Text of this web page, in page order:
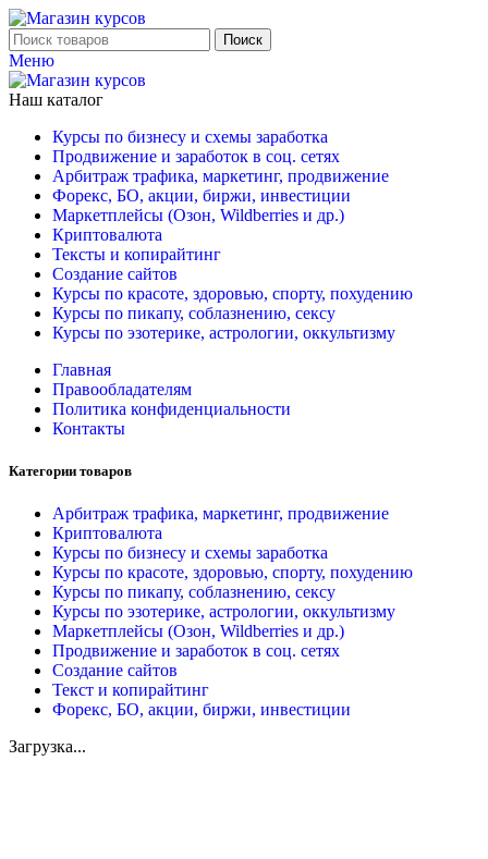
Поиск
Меню
Наш каталог
Курсы по бизнесу и схемы заработка
Продвижение и заработок в соц. сетях
Арбитраж трафика, маркетинг, продвижение
Форекс, БО, акции, биржи, инвестиции
Маркетплейсы (Озон, Wildberries и др.)
Криптовалюта
Тексты и копирайтинг
Создание сайтов
Курсы по красоте, здоровью, спорту, похудению
Курсы по пикапу, соблазнению, сексу
Курсы по эзотерике, астрологии, оккультизму
Главная
Правообладателям
Политика конфиденциальности
Контакты
Категории товаров
Арбитраж трафика, маркетинг, продвижение
Криптовалюта
Курсы по бизнесу и схемы заработка
Курсы по красоте, здоровью, спорту, похудению
Курсы по пикапу, соблазнению, сексу
Курсы по эзотерике, астрологии, оккультизму
Маркетплейсы (Озон, Wildberries и др.)
Продвижение и заработок в соц. сетях
Создание сайтов
Текст и копирайтинг
Форекс, БО, акции, биржи, инвестиции
Загрузка...